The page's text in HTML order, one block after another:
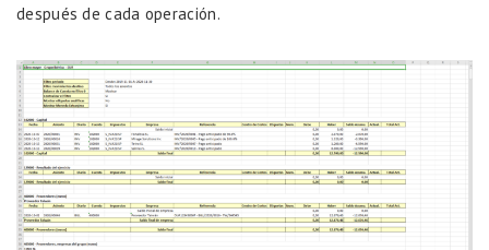
después de cada operación.